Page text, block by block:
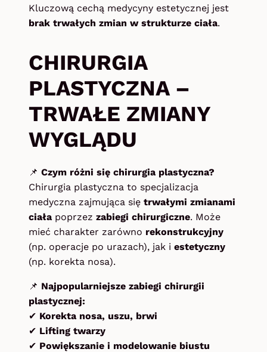
Kluczową cechą medycyny estetycznej jest
brak trwałych zmian w strukturze ciała.
CHIRURGIA
PLASTYCZNA –
TRWAŁE ZMIANY
WYGLĄDU
📌 Czym różni się chirurgia plastyczna?
Chirurgia plastyczna to specjalizacja
medyczna zajmująca się trwałymi zmianami
ciała poprzez zabiegi chirurgiczne. Może
mieć charakter zarówno rekonstrukcyjny
(np. operacje po urazach), jak i estetyczny
(np. korekta nosa).
📌 Najpopularniejsze zabiegi chirurgii
plastycznej:
✔ Korekta nosa, uszu, brwi
✔ Lifting twarzy
✔ Powiększanie i modelowanie biustu